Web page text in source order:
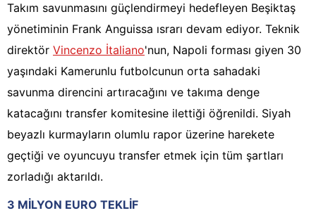
Takım savunmasını güçlendirmeyi hedefleyen Beşiktaş
yönetiminin Frank Anguissa ısrarı devam ediyor. Teknik
direktör Vincenzo İtaliano'nun, Napoli forması giyen 30
yaşındaki Kamerunlu futbolcunun orta sahadaki
savunma direncini artıracağını ve takıma denge
katacağını transfer komitesine ilettiği öğrenildi. Siyah
beyazlı kurmayların olumlu rapor üzerine harekete
geçtiği ve oyuncuyu transfer etmek için tüm şartları
zorladığı aktarıldı.
3 MİLYON EURO TEKLİF